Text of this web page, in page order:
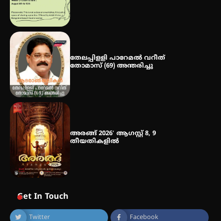
തേലപ്പിളളി പാറേമൽ വറീത്
തോമാസ് (69) അന്തരിച്ചു
അരങ്ങ് 2026′ ആഗസ്റ്റ് 8, 9
തീയതികളിൽ
Get In Touch
Twitter Facebook